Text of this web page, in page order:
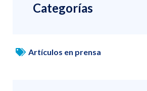
Categorías
Artículos en prensa